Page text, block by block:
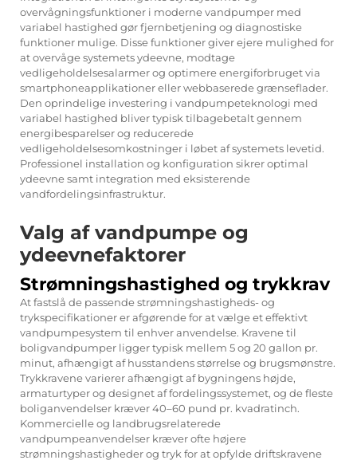
overvågningsfunktioner i moderne vandpumper med
variabel hastighed gør fjernbetjening og diagnostiske
funktioner mulige. Disse funktioner giver ejere mulighed for
at overvåge systemets ydeevne, modtage
vedligeholdelsesalarmer og optimere energiforbruget via
smartphoneapplikationer eller webbaserede grænseflader.
Den oprindelige investering i vandpumpeteknologi med
variabel hastighed bliver typisk tilbagebetalt gennem
energibesparelser og reducerede
vedligeholdelsesomkostninger i løbet af systemets levetid.
Professionel installation og konfiguration sikrer optimal
ydeevne samt integration med eksisterende
vandfordelingsinfrastruktur.
Valg af vandpumpe og
ydeevnefaktorer
Strømningshastighed og trykkrav
At fastslå de passende strømningshastigheds- og
trykspecifikationer er afgørende for at vælge et effektivt
vandpumpesystem til enhver anvendelse. Kravene til
boligvandpumper ligger typisk mellem 5 og 20 gallon pr.
minut, afhængigt af husstandens størrelse og brugsmønstre.
Trykkravene varierer afhængigt af bygningens højde,
armaturtyper og designet af fordelingssystemet, og de fleste
boliganvendelser kræver 40–60 pund pr. kvadratinch.
Kommercielle og landbrugsrelaterede
vandpumpeanvendelser kræver ofte højere
strømningshastigheder og tryk for at opfylde driftskravene